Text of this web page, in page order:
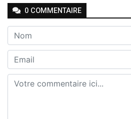
0 COMMENTAIRE